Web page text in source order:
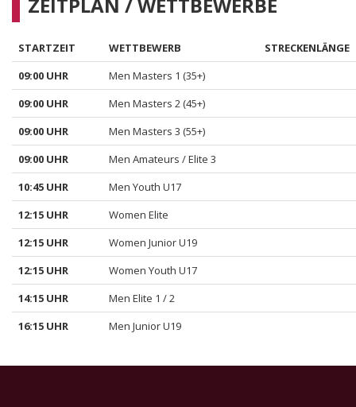
STARTZEIT WETTBEWERB
STRECKENLÄNGE
09:00 UHR
Men Masters 1 (35+)
09:00 UHR
Men Masters 2 (45+)
09:00 UHR
Men Masters 3 (55+)
09:00 UHR
Men Amateurs / Elite 3
10:45 UHR
Men Youth U17
12:15 UHR
Women Elite
12:15 UHR
Women Junior U19
12:15 UHR
Women Youth U17
14:15 UHR
Men Elite 1 / 2
16:15 UHR
Men Junior U19